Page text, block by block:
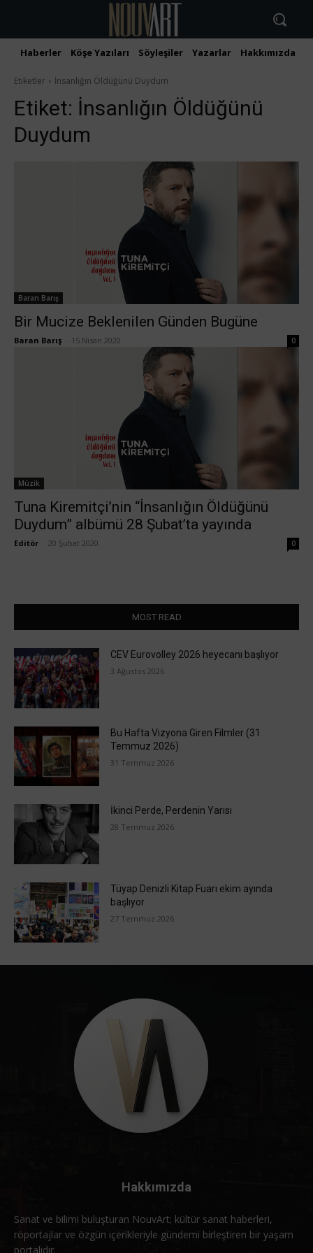
Haberler Köşe Yazıları Söyleşiler Yazarlar Hakkımızda
Etiketler İnsanlığın Öldüğünü Duydum
Etiket: İnsanlığın Öldüğünü
Duydum
Baran Barış
Bir Mucize Beklenilen Günden Bugüne
Baran Barış 15 Nisan 2020 0
Müzik
Tuna Kiremitçi’nin “İnsanlığın Öldüğünü
Duydum” albümü 28 Şubat’ta yayında
Editör 20 Şubat 2020 0
MOST READ
CEV Eurovolley 2026 heyecanı başlıyor
3 Ağustos 2026
Bu Hafta Vizyona Giren Filmler (31
Temmuz 2026)
31 Temmuz 2026
İkinci Perde, Perdenin Yarısı
28 Temmuz 2026
Tüyap Denizli Kitap Fuarı ekim ayında
başlıyor
27 Temmuz 2026
Hakkımızda
Sanat ve bilimi buluşturan NouvArt; kültür sanat haberleri,
röportajlar ve özgün içerikleriyle gündemi birleştiren bir yaşam
portalıdır.